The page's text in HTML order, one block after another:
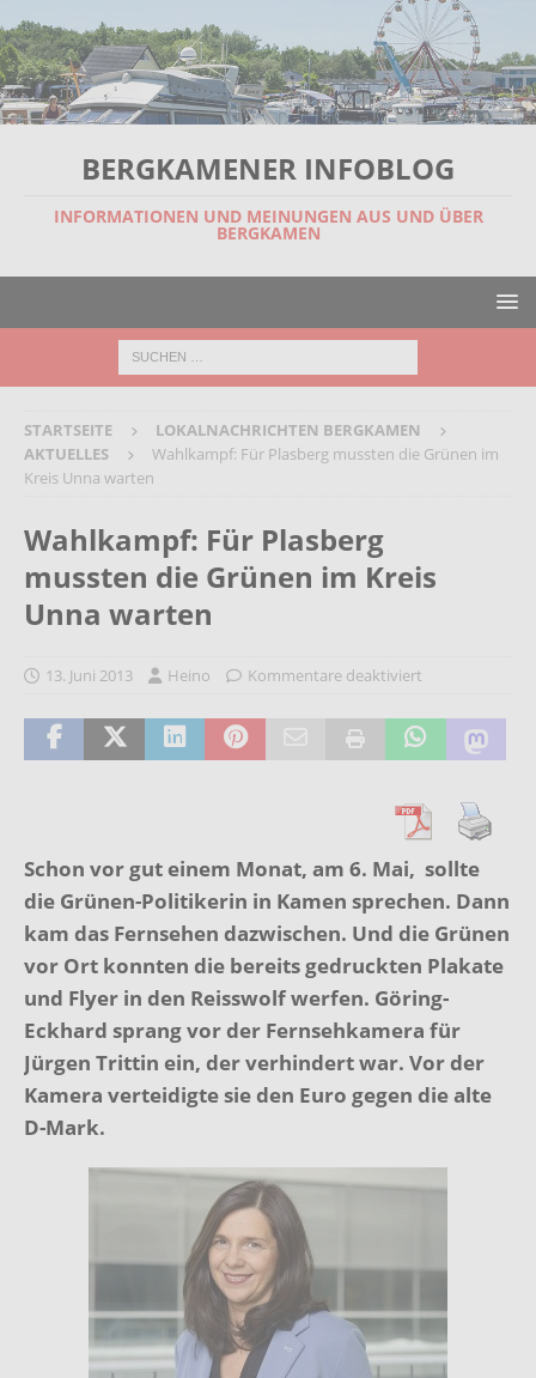
BERGKAMENER INFOBLOG
INFORMATIONEN UND MEINUNGEN AUS UND ÜBER
BERGKAMEN
STARTSEITE
LOKALNACHRICHTEN BERGKAMEN
AKTUELLES
Wahlkampf: Für Plasberg mussten die Grünen im
Kreis Unna warten
Wahlkampf: Für Plasberg
mussten die Grünen im Kreis
Unna warten
13. Juni 2013 Heino Kommentare deaktiviert
Schon vor gut einem Monat, am 6. Mai, sollte
die Grünen-Politikerin in Kamen sprechen. Dann
kam das Fernsehen dazwischen. Und die Grünen
vor Ort konnten die bereits gedruckten Plakate
und Flyer in den Reisswolf werfen. Göring-
Eckhard sprang vor der Fernsehkamera für
Jürgen Trittin ein, der verhindert war. Vor der
Kamera verteidigte sie den Euro gegen diealte
D-Mark.